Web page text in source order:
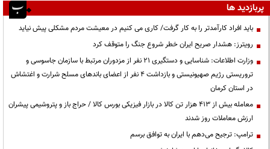
پربازدید ها
باید افراد کارآمدتر را به کار گرفت/ کاری می کنیم در معیشت مردم مشکلی پیش نیاید
رویترز: هشدار صریح ایران خطر شروع جنگ را متوقف کرد
وزارت اطلاعات: شناسایی و دستگیری ۲۱ نفر از مزدوران مرتبط با سازمان جاسوسی و
تروریستی رژیم صهیونیستی و بازداشت ۴ نفر از اعضای باندهای مسلح شرارت و اغتشاش
در استان کرمان
معامله بیش از ۴۱۳ هزار تن کالا در بازار فیزیکی بورس کالا / حراج باز و پتروشیمی پیشران
ارزش معاملات روز شدند
ترامپ: ترجیح می‌دهم با ایران به توافق برسم